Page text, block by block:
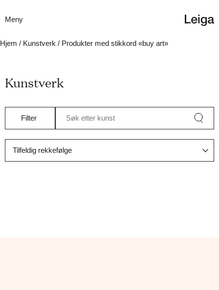
Meny
Hjem / Kunstverk / Produkter med stikkord «buy art»
Kunstverk
Filter Søk etter kunst